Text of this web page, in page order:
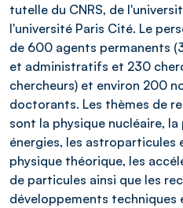
tutelle du CNRS, de
l'université Paris Cité. Le
de 600 agents permanents
et administratifs et 230
chercheurs) et environ 200
doctorants. Les thèmes de
sont la physique nucléaire,
énergies, les astroparticules
physique théorique, les
de particules ainsi que les
développements techniques